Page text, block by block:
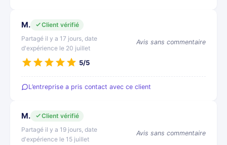
M.
Client vérifié
Partagé il y a 17 jours, date
d'expérience le 20 juillet
Avis sans commentaire
5/5
L’entreprise a pris contact avec ce client
M.
Client vérifié
Partagé il y a 19 jours, date
d'expérience le 15 juillet
Avis sans commentaire